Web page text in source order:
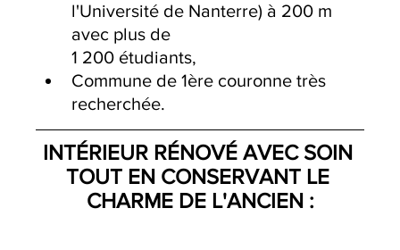
l'Université de Nanterre) à 200 m
avec plus de
1 200 étudiants,
Commune de 1ère couronne très
recherchée.
INTÉRIEUR RÉNOVÉ AVEC SOIN
TOUT EN CONSERVANT LE
CHARME DE L'ANCIEN :